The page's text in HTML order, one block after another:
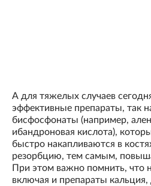
А для тяжелых случаев
эффективные препараты, так
бисфосфонаты (например,
ибандроновая кислота),
быстро накапливаются в
резорбцию, тем самым,
При этом важно помнить, что
включая и препараты